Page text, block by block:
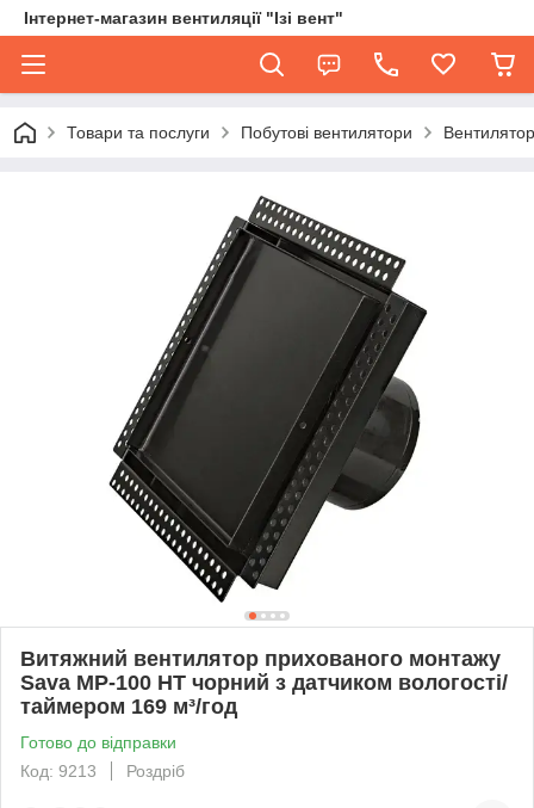
Інтернет-магазин вентиляції "Ізі вент"
Товари та послуги Побутові вентилятори
Витяжний вентилятор прихованого монтажу
Sava MP-100 HT чорний з датчиком вологості/
таймером 169 м³/год
Готово до відправки
Код: 9213
Роздріб